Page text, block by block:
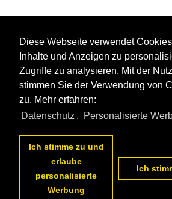
Diese Webseite verwendet
Inhalte und Anzeigen zu
Zugriffe zu analysieren. Mit der
stimmen Sie der Verwendung von
zu. Mehr erfahren:
Datenschutz , Personalisierte
Ich stimme zu und
erlaube
personalisierte
Werbung
Ich